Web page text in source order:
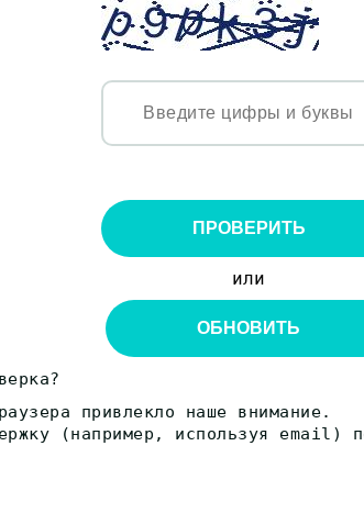
ПРОВЕРИТЬ
или
ОБНОВИТЬ
привлекло наше внимание.
(например, используя email)